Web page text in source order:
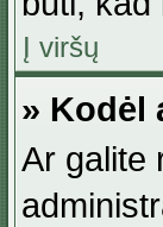
Į viršų
» Kodėl
Ar galite